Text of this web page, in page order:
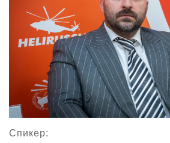
Спикер: